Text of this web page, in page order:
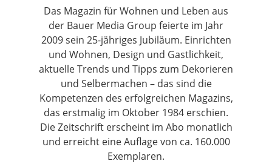
Das Magazin für Wohnen und Leben aus
der Bauer Media Group feierte im Jahr
2009 sein 25-jähriges Jubiläum. Einrichten
und Wohnen, Design und Gastlichkeit,
aktuelle Trends und Tipps zum Dekorieren
und Selbermachen – das sind die
Kompetenzen des erfolgreichen Magazins,
das erstmalig im Oktober 1984 erschien.
Die Zeitschrift erscheint im Abo monatlich
und erreicht eine Auflage von ca. 160.000
Exemplaren.